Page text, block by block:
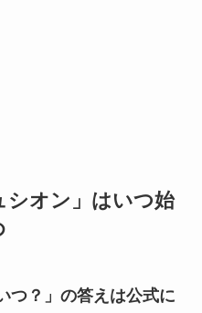
シオン」はいつ始
つ？」の答えは公式に